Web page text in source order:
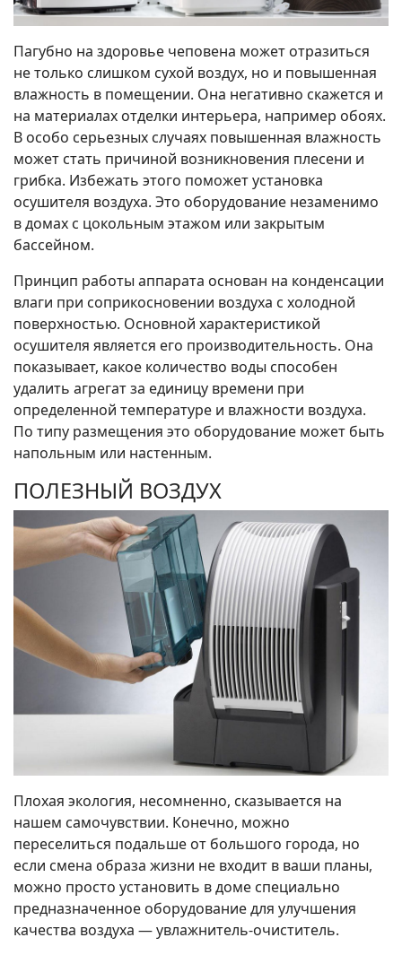
Пагубно на здоровье чеповена может отразиться
не только слишком сухой воздух, но и повышенная
влажность в помещении. Она негативно скажется и
на материалах отделки интерьера, например обоях.
В особо серьезных случаях повышенная влажность
может стать причиной возникновения плесени и
грибка. Избежать этого поможет установка
осушителя воздуха. Это оборудование незаменимо
в домах с цокольным этажом или закрытым
бассейном.
Принцип работы аппарата основан на конденсации
влаги при соприкосновении воздуха с холодной
поверхностью. Основной характеристикой
осушителя является его производительность. Она
показывает, какое количество воды способен
удалить агрегат за единицу времени при
определенной температуре и влажности воздуха.
По типу размещения это оборудование может быть
напольным или настенным.
ПОЛЕЗНЫЙ ВОЗДУХ
Плохая экология, несомненно, сказывается на
нашем самочувствии. Конечно, можно
переселиться подальше от большого города, но
если смена образа жизни не входит в ваши планы,
можно просто установить в доме специально
предназначенное оборудование для улучшения
качества воздуха — увлажнитель-очиститель.